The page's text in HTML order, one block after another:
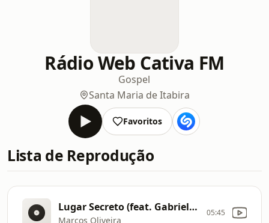
Rádio Web Cativa FM
Gospel
Santa Maria de Itabira
Favoritos
Lista de Reprodução
Lugar Secreto (feat. Gabriela Rocha) (Acústico)
Marcos Oliveira
05:45